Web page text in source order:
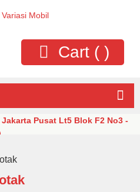
Cart ()
Pusat Lt5 Blok F2 No3 -